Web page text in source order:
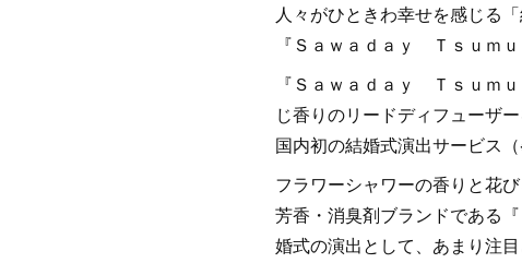
人々がひときわ幸せを感じる
『Ｓａｗａｄａｙ Ｔｓｕｍｕ
『Ｓａｗａｄａｙ Ｔｓｕｍ
じ香りのリードディフューザ
国内初の結婚式演出サービス（
フラワーシャワーの香りと花
芳香・消臭剤ブランドである
婚式の演出として、あまり注